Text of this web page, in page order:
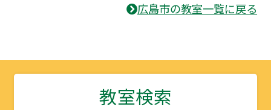
広島市の教室一覧に戻る
教室検索